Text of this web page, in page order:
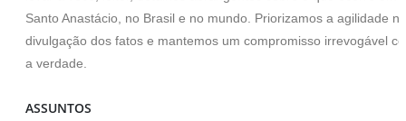
Santo Anastácio, no Brasil e no mundo. Priorizamos a agilidade na
divulgação dos fatos e mantemos um compromisso irrevogável
a verdade.
ASSUNTOS